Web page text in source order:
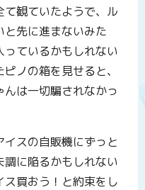
観ていたようで、ル
と先に進まないみた
ているかもしれない
ノの箱を見せると、
は一切騙されなかっ
スの自販機にずっと
に陥るかもしれない
買おう！と約束をし